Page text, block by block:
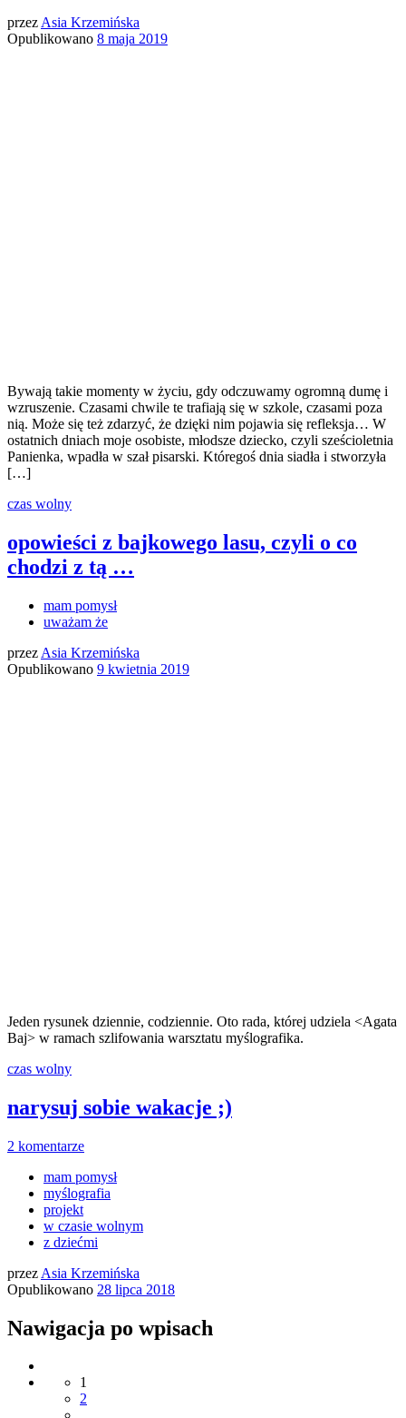
przez Asia Krzemińska
Opublikowano 8 maja 2019
Bywają takie momenty w życiu, gdy odczuwamy ogromną dumę i
wzruszenie. Czasami chwile te trafiają się w szkole, czasami poza
nią. Może się też zdarzyć, że dzięki nim pojawia się refleksja… W
ostatnich dniach moje osobiste, młodsze dziecko, czyli sześcioletnia
Panienka, wpadła w szał pisarski. Któregoś dnia siadła i stworzyła
[…]
czas wolny
opowieści z bajkowego lasu, czyli o co
chodzi z tą …
mam pomysł
uważam że
przez Asia Krzemińska
Opublikowano 9 kwietnia 2019
Jeden rysunek dziennie, codziennie. Oto rada, której udziela <Agata
Baj> w ramach szlifowania warsztatu myślografika.
czas wolny
narysuj sobie wakacje ;)
2 komentarze
mam pomysł
myślografia
projekt
w czasie wolnym
z dziećmi
przez Asia Krzemińska
Opublikowano 28 lipca 2018
Nawigacja po wpisach
1
2